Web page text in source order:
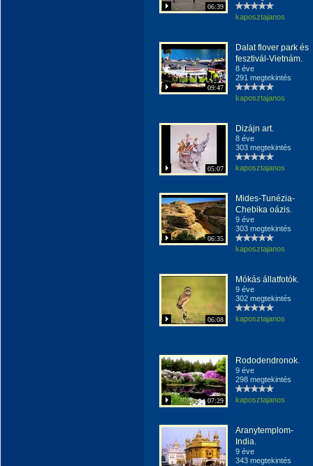
06:39
kaposztajanos
09:47
Dalat flover park és
fesztivál-Vietnám.
8 éve
291 megtekintés
kaposztajanos
05:07
Dizájn art.
8 éve
303 megtekintés
kaposztajanos
06:35
Mides-Tunézia-
Chebika oázis.
9 éve
303 megtekintés
kaposztajanos
06:08
Mókás állatfotók.
9 éve
302 megtekintés
kaposztajanos
07:29
Rododendronok.
9 éve
298 megtekintés
kaposztajanos
Aranytemplom-
India.
9 éve
343 megtekintés